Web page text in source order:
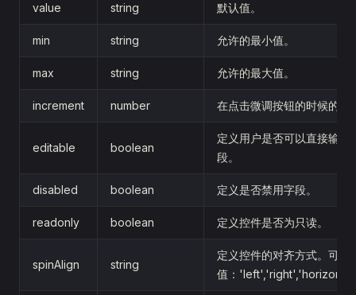
value string 默认值。
min string 允许的最小值。
max string 允许的最大值。
increment number 在点击微调按钮的时候的增
editable boolean
定义用户是否可以直接输入
段。
disabled boolean 定义是否禁用字段。
readonly boolean 定义控件是否为只读。
spinAlign string
定义控件的对齐方式。可用
值：